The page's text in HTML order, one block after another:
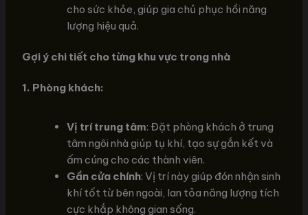
cho sức khỏe, giúp gia chủ phục hồi năng
lượng hiệu quả.
Gợi ý chi tiết cho từng khu vực trong nhà
1. Phòng khách:
Vị trí trung tâm: Đặt phòng khách ở trung
tâm ngôi nhà giúp tụ khí, tạo sự gắn kết và
ấm cúng cho các thành viên.
Gần cửa chính: Vị trí này giúp đón nhận sinh
khí tốt từ bên ngoài, lan tỏa năng lượng tích
cực khắp không gian sống.